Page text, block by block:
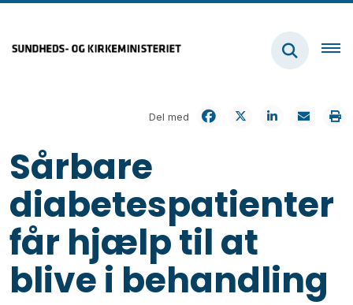
Del med
Sårbare
diabetespatienter
får hjælp til at
blive i behandling